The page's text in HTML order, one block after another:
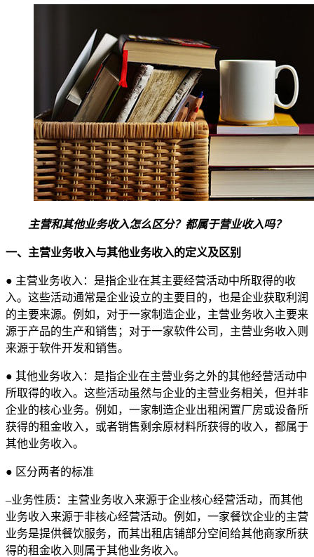
主营和其他业务收入怎么区分？都属于营业收入吗？
一、主营业务收入与其他业务收入的定义及区别
● 主营业务收入：是指企业在其主要经营活动中所取得的收
入。这些活动通常是企业设立的主要目的，也是企业获取利润
的主要来源。例如，对于一家制造企业，主营业务收入主要来
源于产品的生产和销售；对于一家软件公司，主营业务收入则
来源于软件开发和销售。
● 其他业务收入：是指企业在主营业务之外的其他经营活动中
所取得的收入。这些活动虽然与企业的主营业务相关，但并非
企业的核心业务。例如，一家制造企业出租闲置厂房或设备所
获得的租金收入，或者销售剩余原材料所获得的收入，都属于
其他业务收入。
● 区分两者的标准
–业务性质：主营业务收入来源于企业核心经营活动，而其他
业务收入来源于非核心经营活动。例如，一家餐饮企业的主营
业务是提供餐饮服务，而其出租店铺部分空间给其他商家所获
得的租金收入则属于其他业务收入。